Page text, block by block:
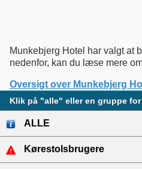
Munkebjerg Hotel har valgt at
nedenfor, kan du læse mere
Oversigt over Munkebjerg
Klik på "alle" eller en gruppe
ALLE
Kørestolsbrugere